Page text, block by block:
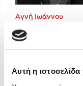
Αυτή η
Ali Hazelwood
Cori Doerrfeld
Pierdomenico
Δανάη Ιμπραχήμ
Αγνή Ιωάννου